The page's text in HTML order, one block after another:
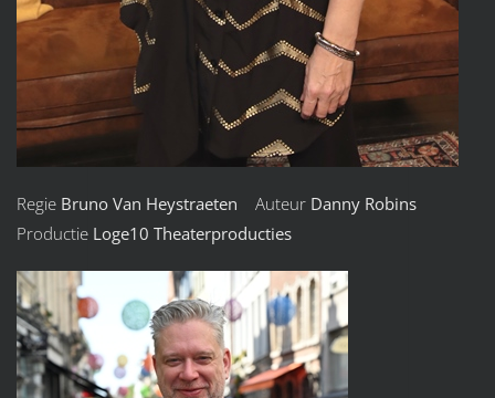
Regie Bruno Van Heystraeten Auteur Danny Robins
Productie Loge10 Theaterproducties